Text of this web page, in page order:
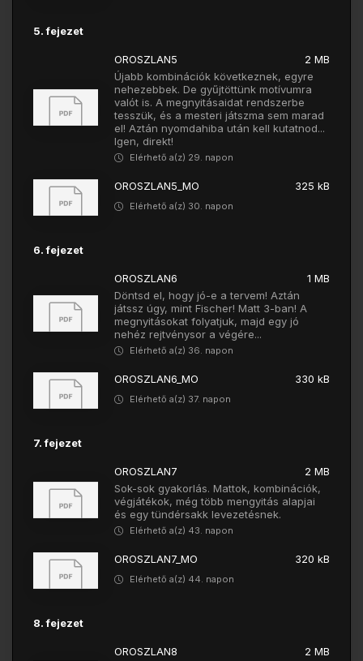
5. fejezet
OROSZLAN5
2 MB
Újabb kombinációk következnek, egyre
nehezebbek. De gyűjtöttünk motívumra
valót is. A megnyitásaidat rendszerbe
tesszük, és a mesteri játszma sem marad
el! Aztán nyomdahiba után kell kutatnod...
Igen, direkt!
Elérhető a(z) 29. napon
OROSZLAN5_MO 325 kB
Elérhető a(z) 30. napon
6. fejezet
OROSZLAN6
1 MB
Döntsd el, hogy jó-e a tervem! Aztán
játssz úgy, mint Fischer! Matt 3-ban! A
megnyitásokat folyatjuk, majd egy jó
nehéz rejtvénysor a végére...
Elérhető a(z) 36. napon
OROSZLAN6_MO 330 kB
Elérhető a(z) 37. napon
7. fejezet
OROSZLAN7
2 MB
Sok-sok gyakorlás. Mattok, kombinációk,
végjátékok, még több mengyitás alapjai
és egy tündérsakk levezetésnek.
Elérhető a(z) 43. napon
OROSZLAN7_MO 320 kB
Elérhető a(z) 44. napon
8. fejezet
OROSZLAN8
2 MB